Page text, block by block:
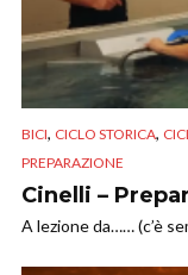
BICI, CICLO STORICA,
PREPARAZIONE
Cinelli –
A lezione da…… (c’è